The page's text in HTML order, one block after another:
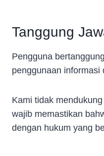
Tanggung
Pengguna
penggunaan informasi
Kami tidak
wajib memastikan
dengan hukum yang